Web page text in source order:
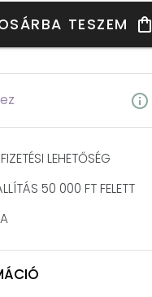
TESZEM shopping_bag
info
LEHETŐSÉG
50 000 FT FELETT